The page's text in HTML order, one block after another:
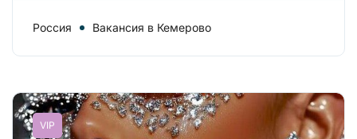
Россия Вакансия в Кемерово
VIP